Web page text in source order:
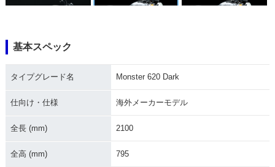
0 Dark・マイナーチ
ェンジ
基本スペック
タイプグレード名 Monster 620 Dark
仕向け・仕様 海外メーカーモデル
全長 (mm) 2100
全高 (mm) 795